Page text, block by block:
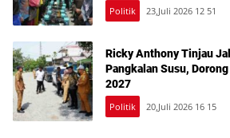
Politik 23,Juli 2026 12 51
Ricky Anthony Tinjau
Pangkalan Susu,
2027
Politik 20,Juli 2026 16 15